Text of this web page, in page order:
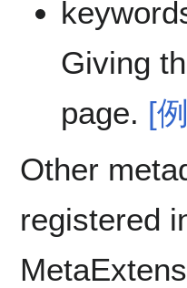
Giving
page. [
Other
registered